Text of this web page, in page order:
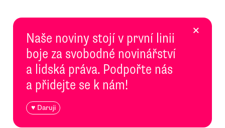
Naše noviny stojí v první linii
boje za svobodné novinářství
a lidská práva. Podpořte nás
a přidejte se k nám!
♥ Daruji
×